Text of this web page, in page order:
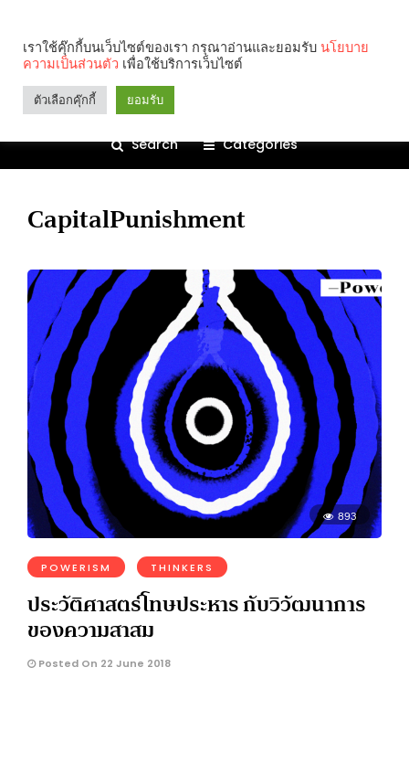
Search Categories
CapitalPunishment
893
POWERISM THINKERS
ประวัติศาสตร์โทษประหาร กับวิวัฒนาการ
ของความสาสม
Posted On 22 June 2018
เราใช้คุ๊กกี้บนเว็บไซต์ของเรา กรุณาอ่านและยอมรับ นโยบาย
ความเป็นส่วนตัว เพื่อใช้บริการเว็บไซต์
ตัวเลือกคุ๊กกี้ ยอมรับ